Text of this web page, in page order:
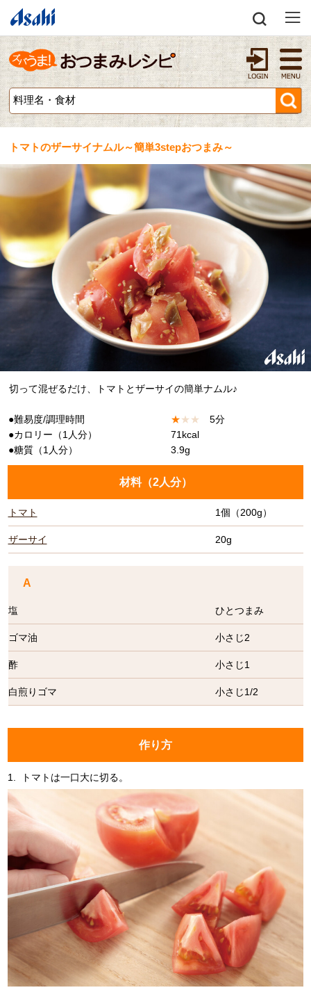
トマトのザーサイナムル～簡単3stepおつまみ～
切って混ぜるだけ、トマトとザーサイの簡単ナムル♪
●難易度/調理時間 ★★ ★
5分
●カロリー（1人分）
71kcal
●糖質（1人分）
3.9g
材料（2人分）
トマト 1個（200g）
ザーサイ 20g
A
塩 ひとつまみ
ゴマ油 小さじ2
酢 小さじ1
白煎りゴマ 小さじ1/2
作り方
1. トマトは一口大に切る。